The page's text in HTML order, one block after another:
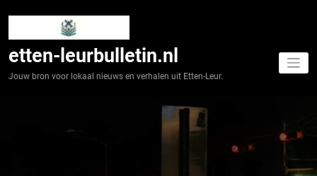
etten-leurbulletin.nl
Jouw bron voor lokaal nieuws en verhalen uit Etten-Leur.